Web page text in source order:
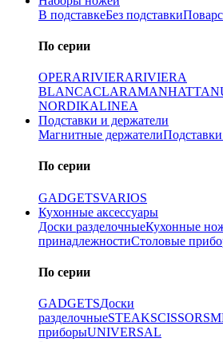
В подставкеБез подставки
По серии
OPERARIVIERARIVIERA
BLANCACLARAMANHATTAN
NORDIKALINEA
Подставки и держатели
Магнитные держатели
По серии
GADGETSVARIOS
Кухонные аксессуары
Доски разделочныеКухонные
принадлежностиСтоловые
По серии
GADGETSДоски
разделочныеSTEAKSCISSORS
приборыUNIVERSAL